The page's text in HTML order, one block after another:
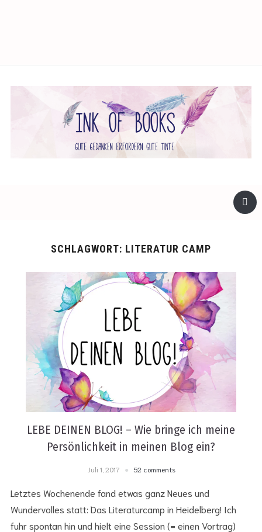
SCHLAGWORT: LITERATUR CAMP
LEBE DEINEN BLOG! – Wie bringe ich meine
Persönlichkeit in meinen Blog ein?
Juli 1, 2017 52 comments
Letztes Wochenende fand etwas ganz Neues und
Wundervolles statt: Das Literaturcamp in Heidelberg! Ich
fuhr spontan hin und hielt eine Session (= einen Vortrag)